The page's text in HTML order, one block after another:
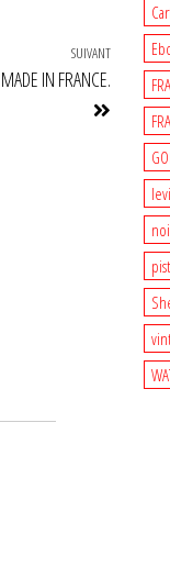
Article
suivant
SUIVANT
IN FRANCE.